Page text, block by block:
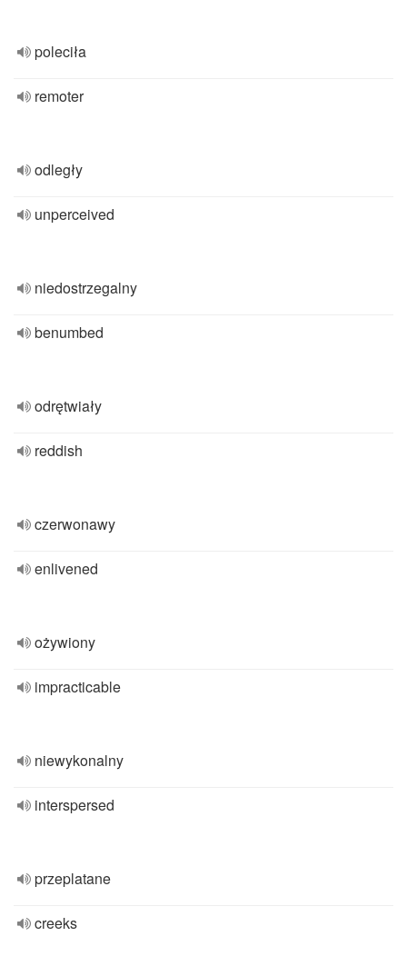
poleciła
remoter
odległy
unperceived
niedostrzegalny
benumbed
odrętwiały
reddish
czerwonawy
enlivened
ożywiony
impracticable
niewykonalny
interspersed
przeplatane
creeks